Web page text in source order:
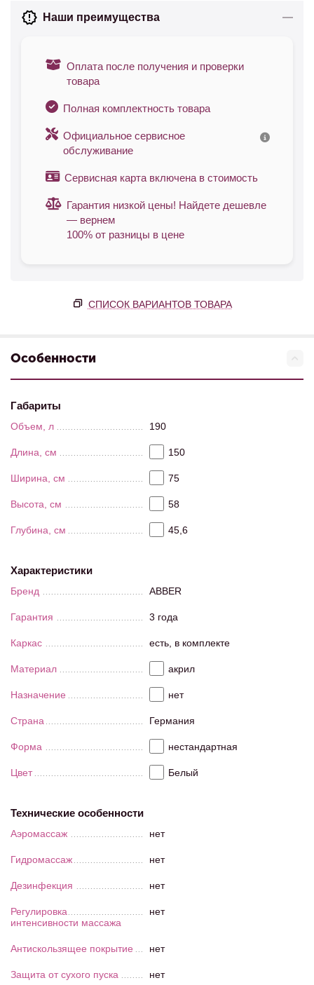
Наши преимущества
Оплата после получения и проверки
товара
Полная комплектность товара
Официальное сервисное
обслуживание
Сервисная карта включена в стоимость
Гарантия низкой цены! Найдете дешевле
— вернем
100% от разницы в цене
СПИСОК ВАРИАНТОВ ТОВАРА
Особенности
Габариты
Объем, л 190
Длина, см 150
Ширина, см 75
Высота, см 58
Глубина, см 45,6
Характеристики
Бренд ABBER
Гарантия 3 года
Каркас есть, в комплекте
Материал акрил
Назначение нет
Страна Германия
Форма нестандартная
Цвет Белый
Технические особенности
Аэромассаж нет
Гидромассаж нет
Дезинфекция нет
Регулировка
интенсивности массажа
нет
Антискользящее покрытие нет
Защита от сухого пуска нет